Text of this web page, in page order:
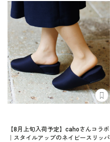
【8月上旬入荷予定】cahoさんコラボ
｜スタイルアップのネイビースリッパ